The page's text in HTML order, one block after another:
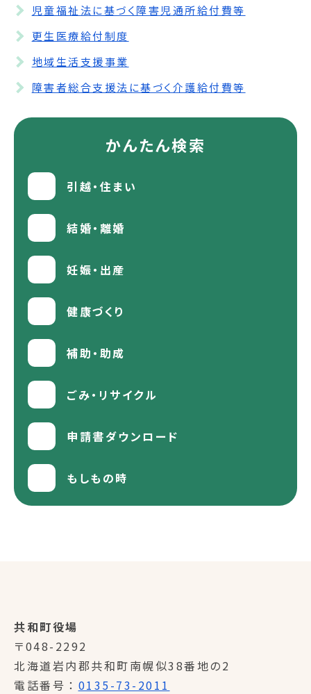
児童福祉法に基づく障害児通所給付費等
更生医療給付制度
地域生活支援事業
障害者総合支援法に基づく介護給付費等
かんたん検索
引越・住まい
結婚・離婚
妊娠・出産
健康づくり
補助・助成
ごみ・リサイクル
申請書ダウンロード
もしもの時
共和町役場
〒048-2292
北海道岩内郡共和町南幌似38番地の2
電話番号
0135-73-2011